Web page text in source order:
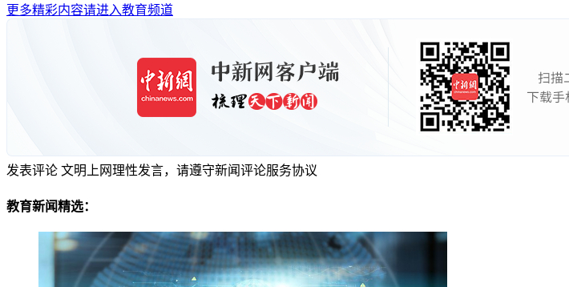
更多精彩内容请进入教育频道
发表评论 文明上网理性发言，请遵守新闻评论服务协议
教育新闻精选：